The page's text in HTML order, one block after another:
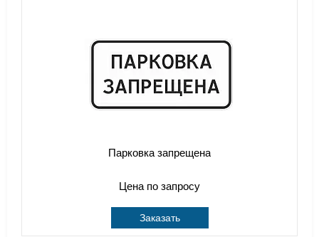
Парковка запрещена
Цена по запросу
Заказать